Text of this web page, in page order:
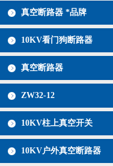
真空断路器 *品牌
10KV看门狗断路器
真空断路器
ZW32-12
10KV柱上真空开关
10KV户外真空断路器